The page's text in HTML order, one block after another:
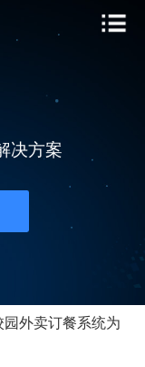
决方案
园外卖订餐系统为